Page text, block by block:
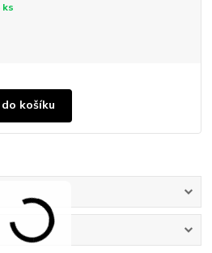
ks
košíku